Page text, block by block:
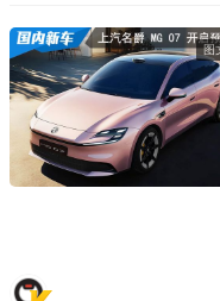
图